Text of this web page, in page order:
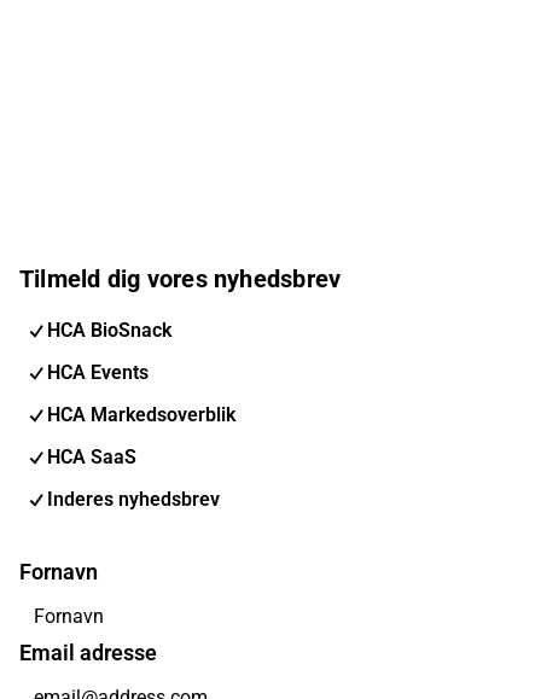
Tilmeld dig vores nyhedsbrev
HCA BioSnack
HCA Events
HCA Markedsoverblik
HCA SaaS
Inderes nyhedsbrev
Fornavn
Email adresse